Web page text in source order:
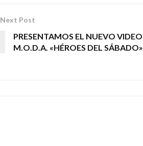
Next Post
PRESENTAMOS EL NUEVO
M.O.D.A. «HÉROES DEL SÁBADO»